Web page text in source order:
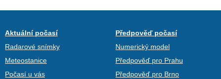
Aktuální počasí
Radarové snímky
Meteostanice
Počasí u vás
Předpověď počasí
Numerický model
Předpověď pro Prahu
Předpověď pro Brno